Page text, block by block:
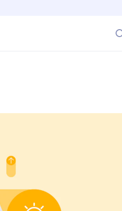
exitoso? Guía para empresas